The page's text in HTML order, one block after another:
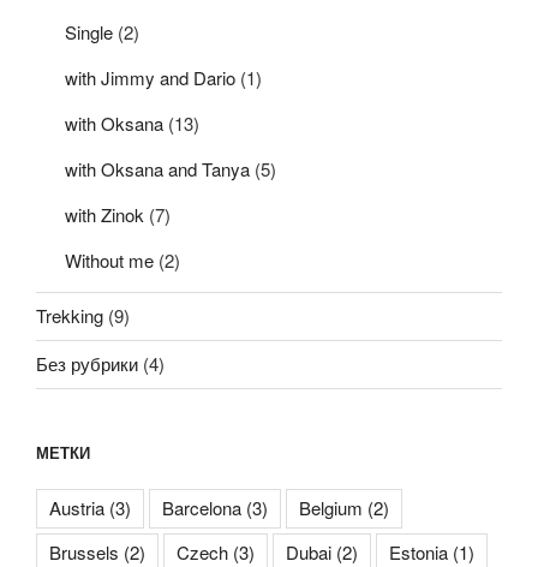
Single (2)
with Jimmy and Dario (1)
with Oksana (13)
with Oksana and Tanya (5)
with Zinok (7)
Without me (2)
Trekking (9)
Без рубрики (4)
МЕТКИ
Austria (3) Barcelona (3) Belgium (2)
Brussels (2) Czech (3) Dubai (2) Estonia (1)